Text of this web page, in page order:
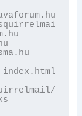
>